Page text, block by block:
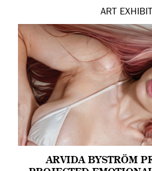
ART
ARVIDA BYSTRÖM